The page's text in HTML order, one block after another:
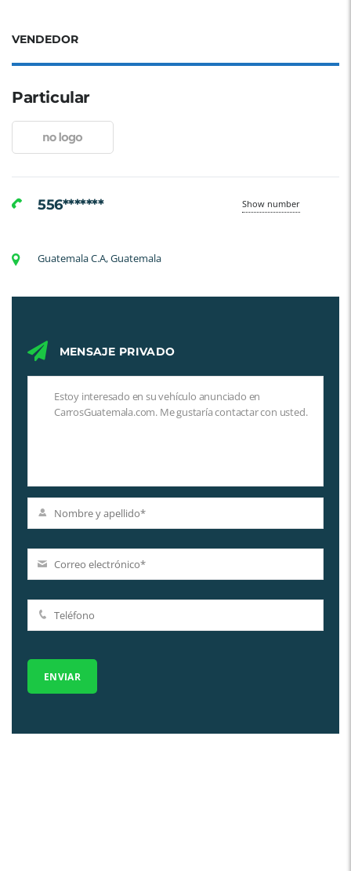
VENDEDOR
Particular
556******* Show number
Guatemala C.A, Guatemala
MENSAJE PRIVADO